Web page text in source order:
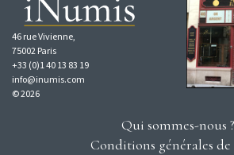
46 rue Vivienne,
75002 Paris
+33 (0)1 40 13 83 19
info@inumis.com
© 2026
Qui sommes-nous ?
Conditions générales de